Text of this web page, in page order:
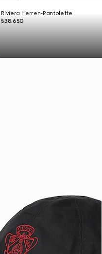
Riviera Herren-Pantolette
₺38.650